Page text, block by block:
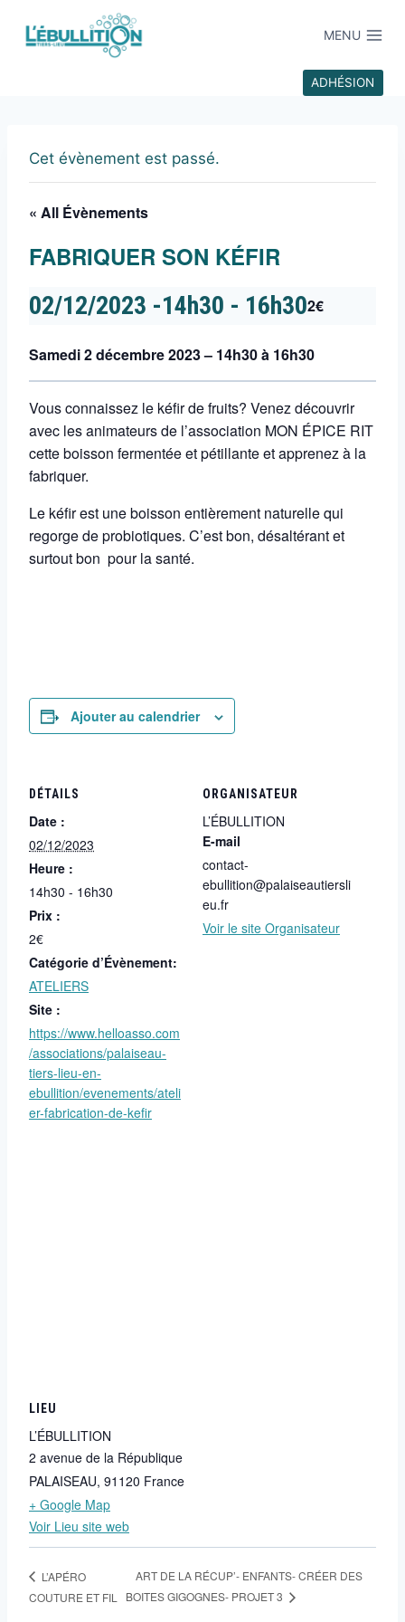
MENU
ADHÉSION
Cet évènement est passé.
« All Évènements
FABRIQUER SON KÉFIR
02/12/2023 -14h30 - 16h302€
Samedi 2 décembre 2023 – 14h30 à 16h30
Vous connaissez le kéfir de fruits? Venez découvrir
avec les animateurs de l’association MON ÉPICE RIT
cette boisson fermentée et pétillante et apprenez à la
fabriquer.
Le kéfir est une boisson entièrement naturelle qui
regorge de probiotiques. C’est bon, désaltérant et
surtout bon pour la santé.
Ajouter au calendrier
DÉTAILS
Date :
02/12/2023
Heure :
14h30 - 16h30
Prix :
2€
Catégorie d’Évènement:
ATELIERS
Site :
https://www.helloasso.com
/associations/palaiseau-
tiers-lieu-en-
ebullition/evenements/ateli
er-fabrication-de-kefir
ORGANISATEUR
L’ÉBULLITION
E-mail
contact-
ebullition@palaiseautiersli
eu.fr
Voir le site Organisateur
LIEU
L’ÉBULLITION
2 avenue de la République
PALAISEAU, 91120 France
+ Google Map
Voir Lieu site web
L’APÉRO
COUTURE ET FIL
ART DE LA RÉCUP’- ENFANTS- CRÉER DES
BOITES GIGOGNES- PROJET 3